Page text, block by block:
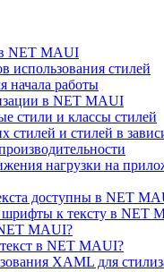
NET MAUI
использования стилей
начала работы
в NET MAUI
стили и классы стилей
стилей и стилей в
нагрузки на
доступны в NET
к тексту в NET
MAUI?
в NET MAUI?
XAML для